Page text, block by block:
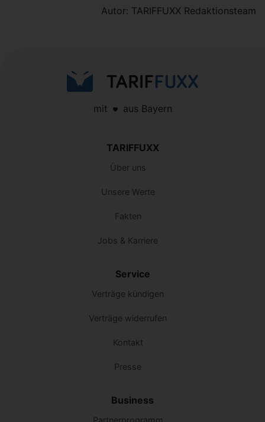
Autor: TARIFFUXX Redaktionsteam
mit aus Bayern
TARIFFUXX
Über uns
Unsere Werte
Fakten
Jobs & Karriere
Service
Verträge kündigen
Verträge widerrufen
Kontakt
Presse
Business
Partnerprogramm